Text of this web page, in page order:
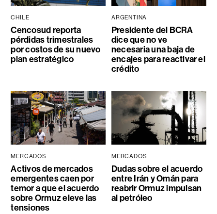
CHILE
Cencosud reporta
pérdidas trimestrales
por costos de su nuevo
plan estratégico
ARGENTINA
Presidente del BCRA
dice que no ve
necesaria una baja de
encajes para reactivar el
crédito
MERCADOS
Activos de mercados
emergentes caen por
temor a que el acuerdo
sobre Ormuz eleve las
tensiones
MERCADOS
Dudas sobre el acuerdo
entre Irán y Omán para
reabrir Ormuz impulsan
al petróleo